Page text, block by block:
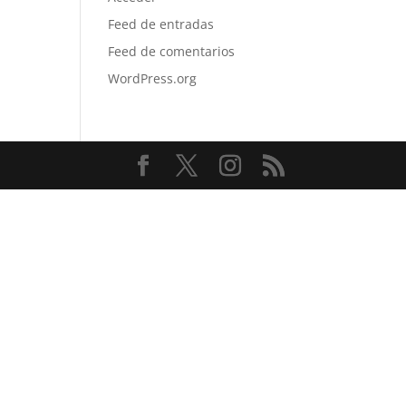
Feed de entradas
Feed de comentarios
WordPress.org